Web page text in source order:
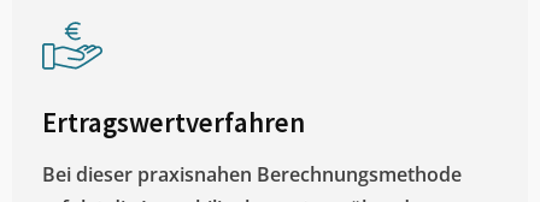
Ertragswertverfahren
Bei dieser praxisnahen Berechnungsmethode